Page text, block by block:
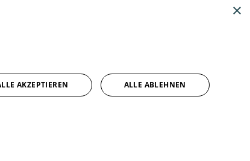
×
AKZEPTIEREN ALLE ABLEHNEN